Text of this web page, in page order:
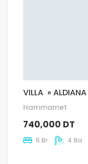
VILLA » ALDIANA
Hammamet
740,000 DT
5 Br 4 Ba